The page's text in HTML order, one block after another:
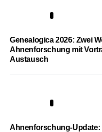
Genealogica 2026: Zwei
Ahnenforschung mit
Austausch
Ahnenforschung-Update: